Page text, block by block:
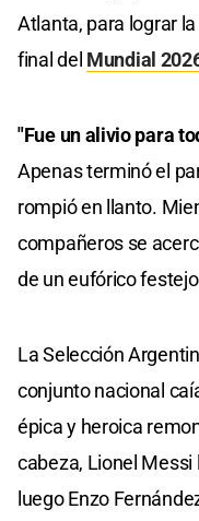
Atlanta, para lograr
final del Mundial
"Fue un alivio para
Apenas terminó el
rompió en llanto.
compañeros se
de un eufórico
La Selección
conjunto nacional
épica y heroica
cabeza, Lionel
luego Enzo